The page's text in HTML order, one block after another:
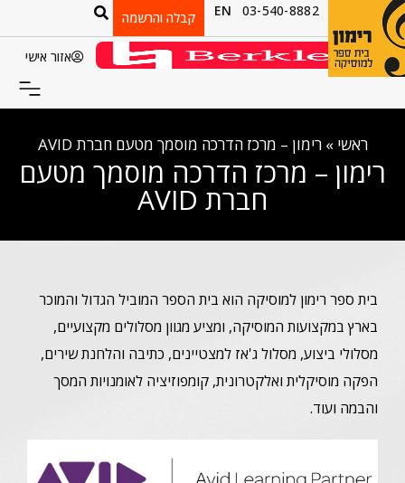
03-540-8882
EN קבלה והרשמה
אזור אישי
ראשי »רימון – מרכז הדרכה מוסמך מטעם חברת AVID
רימון – מרכז הדרכה מוסמך מטעם
חברת AVID
בית ספר רימון למוסיקה הוא בית הספר המוביל הגדול והמוכר
בארץ במקצועות המוסיקה, ומציע מגוון מסלולים מקצועיים,
מסלולי ביצוע, מסלול ג'אז למצטיינים, כתיבה והלחנת שירים,
הפקה מוסיקלית ואלקטרונית, קומפוזיציה לאומנויות המסך
והבמה ועוד.